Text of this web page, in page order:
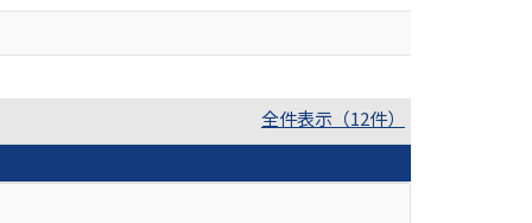
全件表示（12件）